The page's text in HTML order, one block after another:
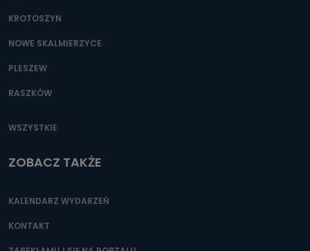
KROTOSZYN
NOWE SKALMIERZYCE
PLESZEW
RASZKÓW
WSZYSTKIE
ZOBACZ TAKŻE
KALENDARZ WYDARZEŃ
KONTAKT